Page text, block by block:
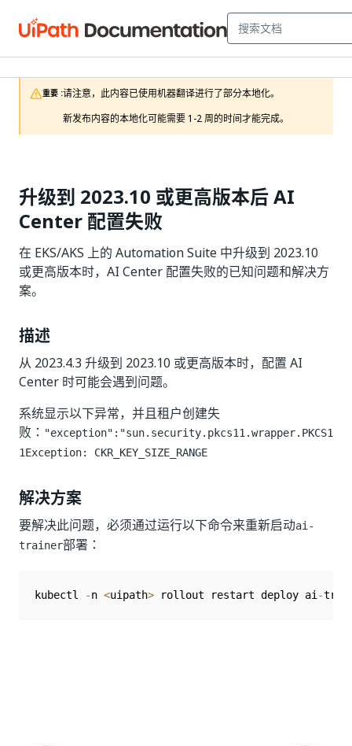
重要 :请注意，此内容已使用机器翻译进行了部分本地化。
新发布内容的本地化可能需要 1-2 周的时间才能完成。
升级到 2023.10 或更高版本后 AI
Center 配置失败
在 EKS/AKS 上的 Automation Suite 中升级到 2023.10
或更高版本时，AI Center 配置失败的已知问题和解决方
案。
描述
从 2023.4.3 升级到 2023.10 或更高版本时，配置 AI
Center 时可能会遇到问题。
系统显示以下异常，并且租户创建失
败： "exception":"sun.security.pkcs11.wrapper.PKCS1
1Exception: CKR_KEY_SIZE_RANGE
解决方案
要解决此问题，必须通过运行以下命令来重新启动ai-
trainer部署：
kubectl -n <uipath> rollout restart deploy ai -